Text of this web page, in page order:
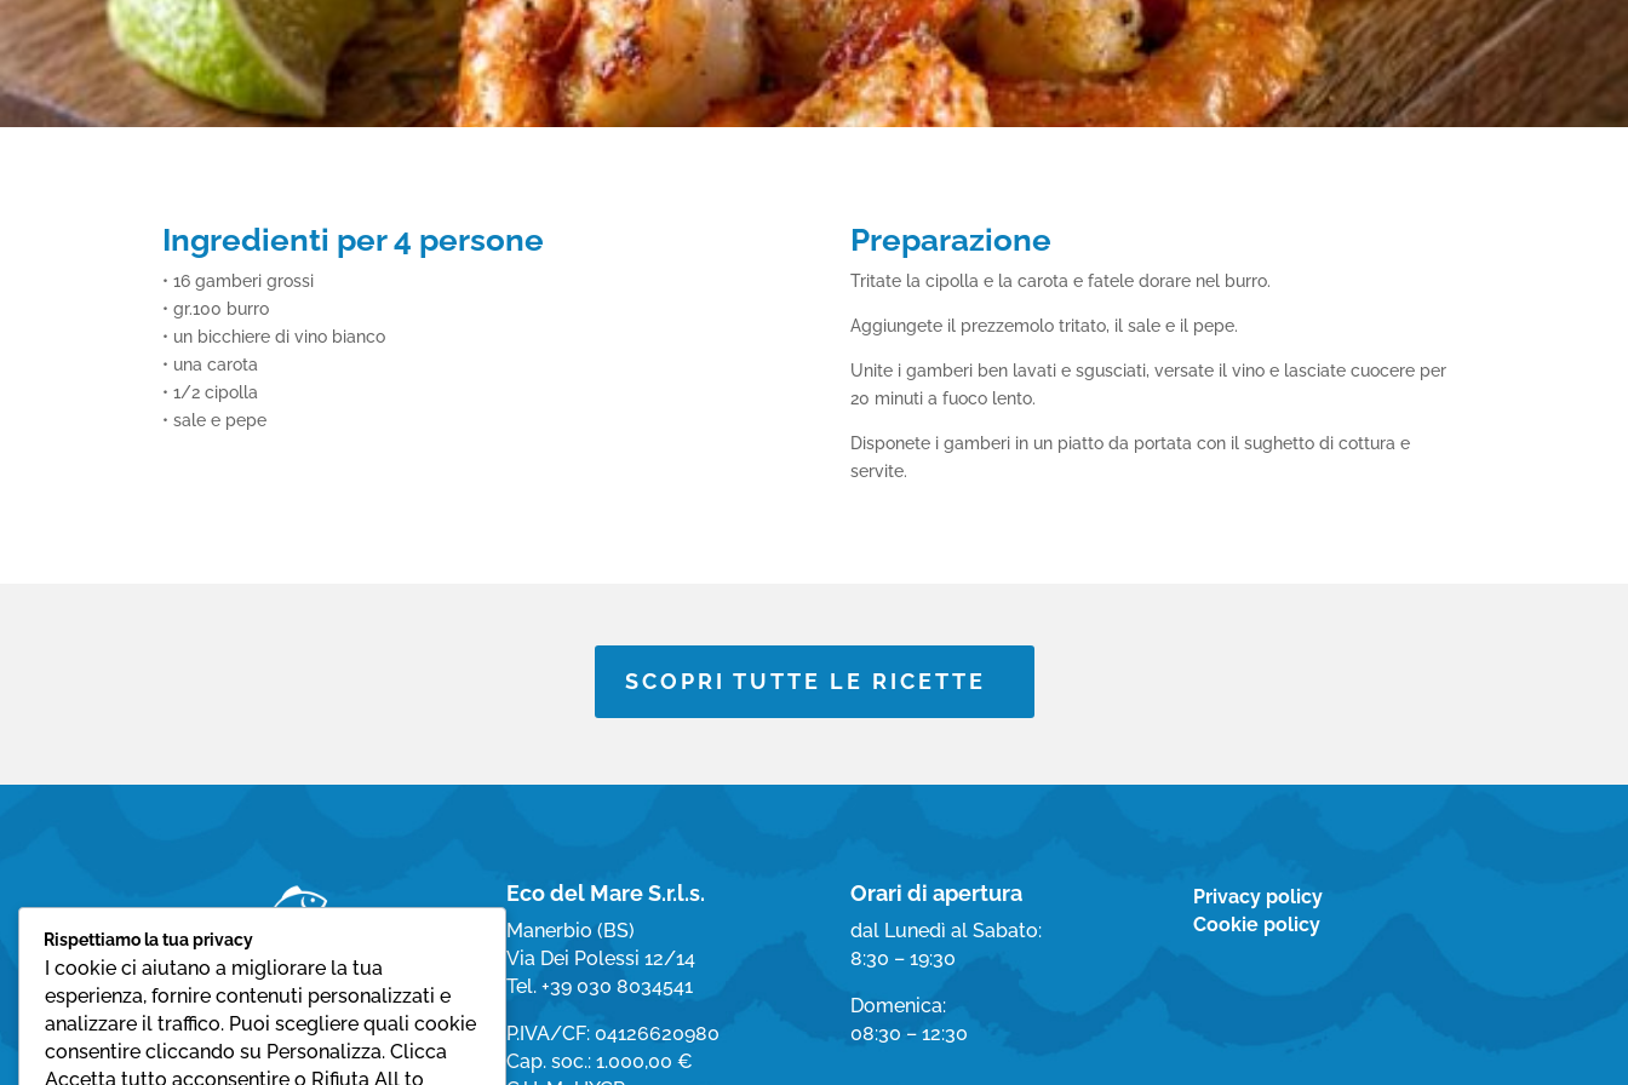
Ingredienti per 4 persone
•16 gamberi grossi
• gr.100 burro
• un bicchiere di vino bianco
• una carota
• 1/2 cipolla
• sale e pepe
Preparazione
Tritate la cipolla e la carota e fatele dorare nel burro.
Aggiungete il prezzemolo tritato, il sale e il pepe.
Unite i gamberi ben lavati e sgusciati, versate il vino e lasciate cuocere per
20 minuti a fuoco lento.
Disponete i gamberi in un piatto da portata con il sughetto di cottura e
servite.
SCOPRI TUTTE LE RICETTE
Eco del Mare S.r.l.s.
Manerbio (BS)
Via Dei Polessi 12/14
Tel. +39 030 8034541
P.IVA/CF: 04126620980
Cap. soc.: 1.000,00 €
Orari di apertura
dal Lunedì al Sabato:
8:30 – 19:30
Domenica:
08:30 – 12:30
Privacy policy
Cookie policy
Rispettiamo la tua privacy
I cookie ci aiutano a migliorare la tua
esperienza, fornire contenuti personalizzati e
analizzare il traffico. Puoi scegliere quali cookie
consentire cliccando su Personalizza. Clicca
Accetta tutto acconsentire o Rifiuta All to